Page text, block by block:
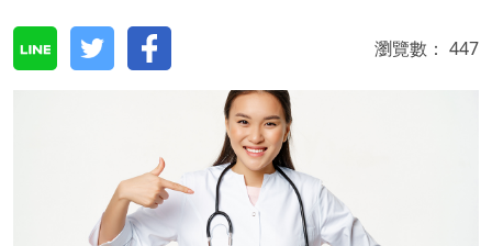
瀏覽數： 447